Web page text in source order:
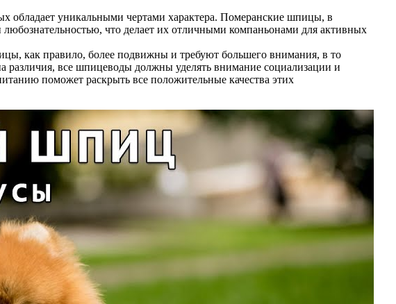
обладает уникальными чертами характера. Померанские шпицы, в
что делает их отличными компаньонами для активных
как правило, более подвижны и требуют большего внимания, в то
все шпицеводы должны уделять внимание социализации и
поможет раскрыть все положительные качества этих